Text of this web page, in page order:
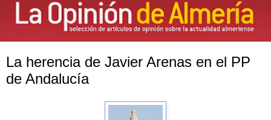
La herencia de Javier Arenas en el PP
de Andalucía